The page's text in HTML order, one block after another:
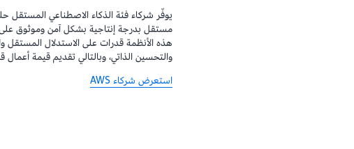
يوفّر شركاء فئة الذكاء الاصطناعي
هذه الأنظمة قدرات على الاستدلال المستقل
والتحسين الذاتي، وبالتالي تقديم قيمة أعمال
استعرض شركاء AWS